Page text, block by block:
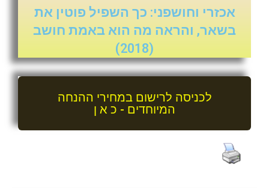
אכזרי וחושפני: כך השפיל פוטין את
בשאר, והראה מה הוא באמת חושב
(2018)
לכניסה לרישום במחירי ההנחה
המיוחדים - כ א ן